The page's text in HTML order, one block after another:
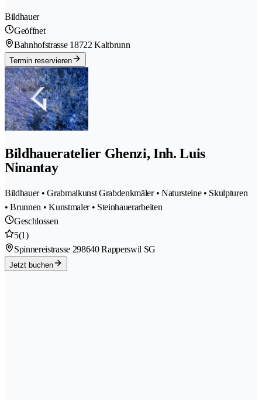
Bildhauer
Geöffnet
Bahnhofstrasse 18722 Kaltbrunn
Termin reservieren
Bildhaueratelier Ghenzi, Inh. Luis
Ninantay
Bildhauer • Grabmalkunst Grabdenkmäler • Natursteine • Skulpturen
• Brunnen • Kunstmaler • Steinhauerarbeiten
Geschlossen
5(1)
Spinnereistrasse 298640 Rapperswil SG
Jetzt buchen